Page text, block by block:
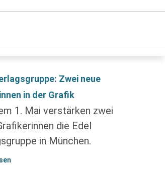
Zwei neue
in der Grafik
1. Mai verstärken zwei
die Edel
in München.